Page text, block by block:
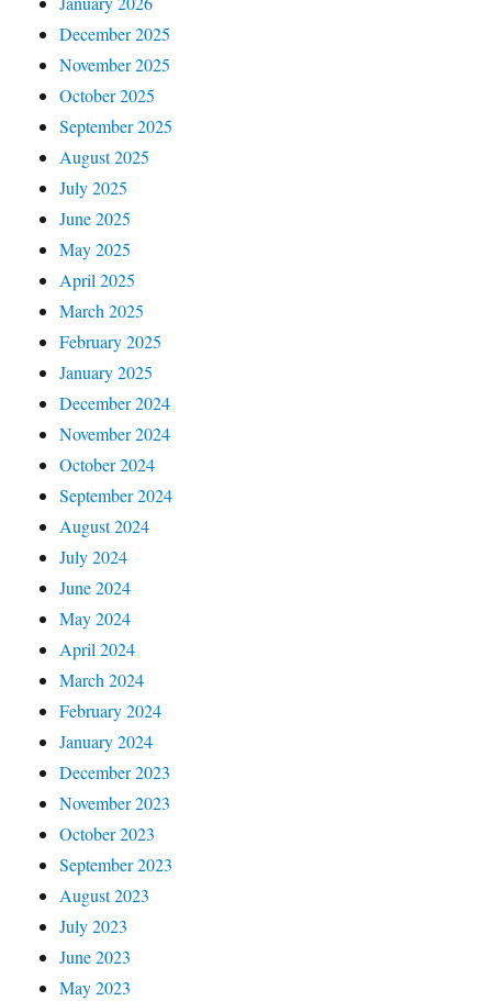
December 2025
November 2025
October 2025
September 2025
August 2025
July 2025
June 2025
May 2025
April 2025
March 2025
February 2025
January 2025
December 2024
November 2024
October 2024
September 2024
August 2024
July 2024
June 2024
May 2024
April 2024
March 2024
February 2024
January 2024
December 2023
November 2023
October 2023
September 2023
August 2023
July 2023
June 2023
May 2023